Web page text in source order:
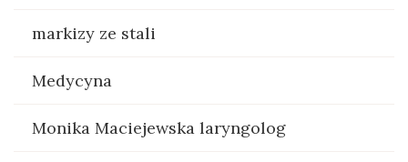
markizy ze stali
Medycyna
Monika Maciejewska laryngolog